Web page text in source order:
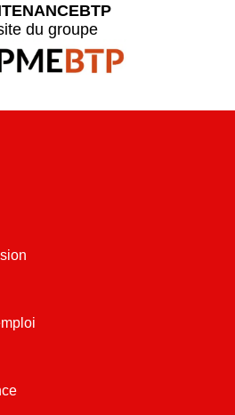
du groupe